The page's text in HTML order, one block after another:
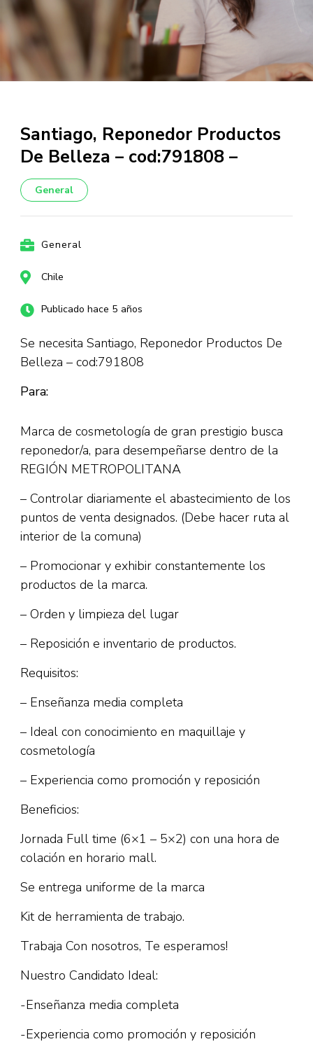
Santiago, Reponedor Productos
De Belleza – cod:791808 –
General
General
Chile
Publicado hace 5 años
Se necesita Santiago, Reponedor Productos De
Belleza – cod:791808
Para:
Marca de cosmetología de gran prestigio busca
reponedor/a, para desempeñarse dentro de la
REGIÓN METROPOLITANA
– Controlar diariamente el abastecimiento de los
puntos de venta designados. (Debe hacer ruta al
interior de la comuna)
– Promocionar y exhibir constantemente los
productos de la marca.
– Orden y limpieza del lugar
– Reposición e inventario de productos.
Requisitos:
– Enseñanza media completa
– Ideal con conocimiento en maquillaje y
cosmetología
– Experiencia como promoción y reposición
Beneficios:
Jornada Full time (6×1 – 5×2) con una hora de
colación en horario mall.
Se entrega uniforme de la marca
Kit de herramienta de trabajo.
Trabaja Con nosotros, Te esperamos!
Nuestro Candidato Ideal:
-Enseñanza media completa
-Experiencia como promoción y reposición